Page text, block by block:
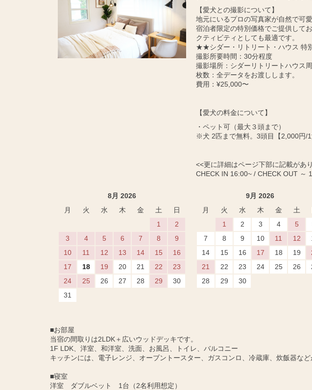
【愛犬との撮影について】
地元にいるプロの写真家が自然で可
宿泊者限定の特別価格でご提供して
クティビティとしても最適です。
★★シダー・リトリート・ハウス
撮影所要時間：30分程度
撮影場所：シダーリトリートハウス
枚数：全データをお渡しします。
費用：¥25,000〜
【愛犬の料金について】
・ペット可（最大３頭まで）
※犬 2匹まで無料。3頭目【2,000円/1
<<更に詳細はページ下部に記載があ
CHECK IN 16:00~ / CHECK OUT ～
8月 2026
月
火 水 木 金 土
日
1
2
3
4 5 6 7 8
9
10
11 12 13 14 15
16
17
18 19 20 21 22
23
24
25 26 27 28 29
30
31
9月 2026
月
火 水 木 金 土
1
2 3 4 5
7
8 9 10 11 12
14
15 16 17 18 19
21
22 23 24 25 26
28
29 30
■お部屋
当宿の間取りは2LDK＋広いウッドデッキです。
1F LDK、洋室、和洋室、洗面、お風呂、トイレ、バルコニー
キッチンには、電子レンジ、オーブントースター、ガスコンロ、冷蔵庫、炊飯器など
■寝室
洋室 ダブルベット 1台（2名利用想定）